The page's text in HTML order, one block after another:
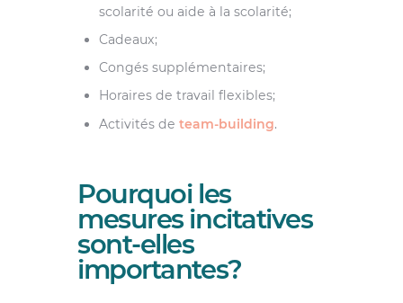
scolarité ou aide à la scolarité;
Cadeaux;
Congés supplémentaires;
Horaires de travail flexibles;
Activités de team-building.
Pourquoi les
mesures incitatives
sont-elles
importantes?